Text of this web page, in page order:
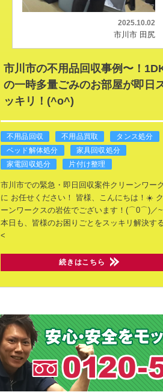
2025.10.02
市川市 田尻
市川市の不用品回収事例〜！
の一時多量ごみのお部屋が即日
ッキリ！(^o^)
不用品回収 不用品買取
タンス処分
ベッド解体処分
家具回収処分
家電回収処分
片付け整理
市川市での緊急・即日回収案件クリーンワー
に お任せください！ 皆様、こんにちは！☀️
ーンワークスの岩佐でございます！(⌒0⌒)／
本日も、皆様のお困りごとをスッキリ解決する
<
続きはこちら